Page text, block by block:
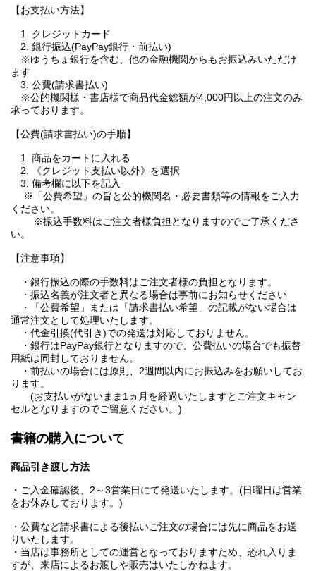
【お支払い方法】
1. クレジットカード
2. 銀行振込(PayPay銀行・前払い)
※ゆうちょ銀行を含む、他の金融機関からもお振込みいただけ
ます
3. 公費(請求書払い)
※公的機関様・書店様で商品代金総額が4,000円以上の注文のみ
承っております。
【公費(請求書払い)の手順】
1. 商品をカートに入れる
2. 《クレジット支払い以外》を選択
3. 備考欄に以下を記入
※「公費希望」の旨と公的機関名・必要書類等の情報をご入力
ください。
※振込手数料はご注文者様負担となりますのでご了承くださ
い。
【注意事項】
・銀行振込の際の手数料はご注文者様の負担となります。
・振込名義が注文者と異なる場合は事前にお知らせください
・「公費希望」または「請求書払い希望」の記載がない場合は
通常注文として処理いたします。
・代金引換(代引き)での発送は対応しておりません。
・銀行はPayPay銀行となりますので、公費払いの場合でも振替
用紙は同封しておりません。
・前払いの場合には原則、2週間以内にお振込みをお願いしてお
ります。
(お支払いがないまま1ヵ月を経過いたしますとご注文キャン
セルとなりますのでご留意ください。)
書籍の購入について
商品引き渡し方法
・ご入金確認後、2～3営業日にて発送いたします。(日曜日は営業
をお休みしております。)
・公費など請求書による後払いご注文の場合には先に商品をお送
りいたします。
・当店は事務所としての運営となっておりますため、恐れ入りま
すが、来店によるお渡しや販売はいたしかねます。